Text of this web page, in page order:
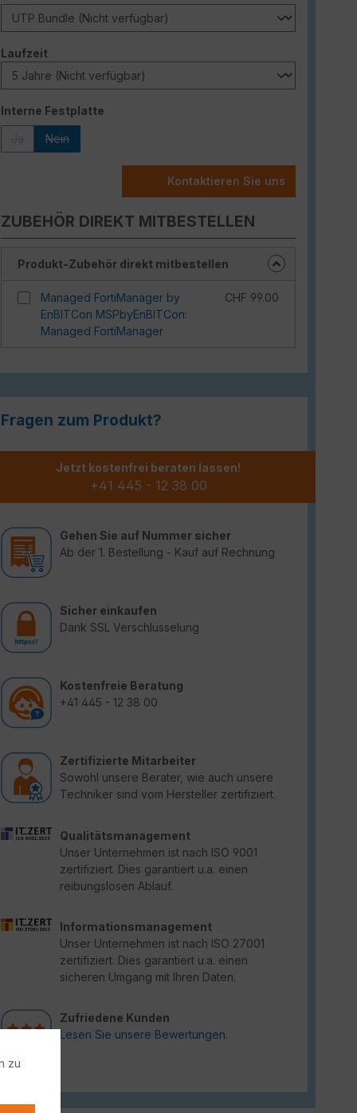
Laufzeitauswählen
Interne Festplatte
Nein
Kontaktieren Sie uns
ZUBEHÖR DIREKT MITBESTELLEN
Produkt-Zubehör direkt mitbestellen
Managed FortiManager by
EnBITCon MSPbyEnBITCon:
Managed FortiManager
CHF 99.00
Fragen zum Produkt?
Jetzt kostenfrei beraten lassen!
+41 445 - 12 38 00
Gehen Sie auf Nummer sicher
Ab der 1. Bestellung - Kauf auf Rechnung
Sicher einkaufen
Dank SSL Verschlüsselung
Kostenfreie Beratung
+41 445 - 12 38 00
Zertifizierte Mitarbeiter
Sowohl unsere Berater, wie auch unsere
Techniker sind vom Hersteller zertifiziert.
Qualitätsmanagement
Unser Unternehmen ist nach ISO 9001
zertifiziert. Dies garantiert u.a. einen
reibungslosen Ablauf.
Informationsmanagement
Unser Unternehmen ist nach ISO 27001
zertifiziert. Dies garantiert u.a. einen
sicheren Umgang mit Ihren Daten.
Zufriedene Kunden
Lesen Sie unsere Bewertungen.
zu